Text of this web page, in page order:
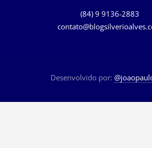
(84) 9 9136-2883
Desenvolvido por: